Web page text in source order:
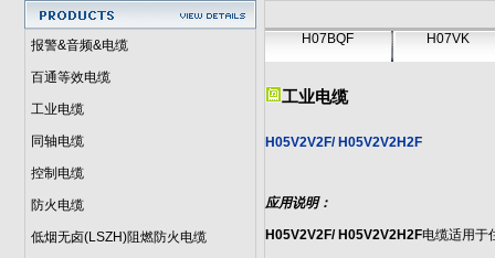
报警&音频&电缆
百通等效电缆
工业电缆
同轴电缆
控制电缆
防火电缆
低烟无卤(LSZH)阻燃防火电缆
H07BQF H07VK
工业电缆
H05V2V2F/ H05V2V2H2F
应用说明：
H05V2V2F/ H05V2V2H2F电缆适用于